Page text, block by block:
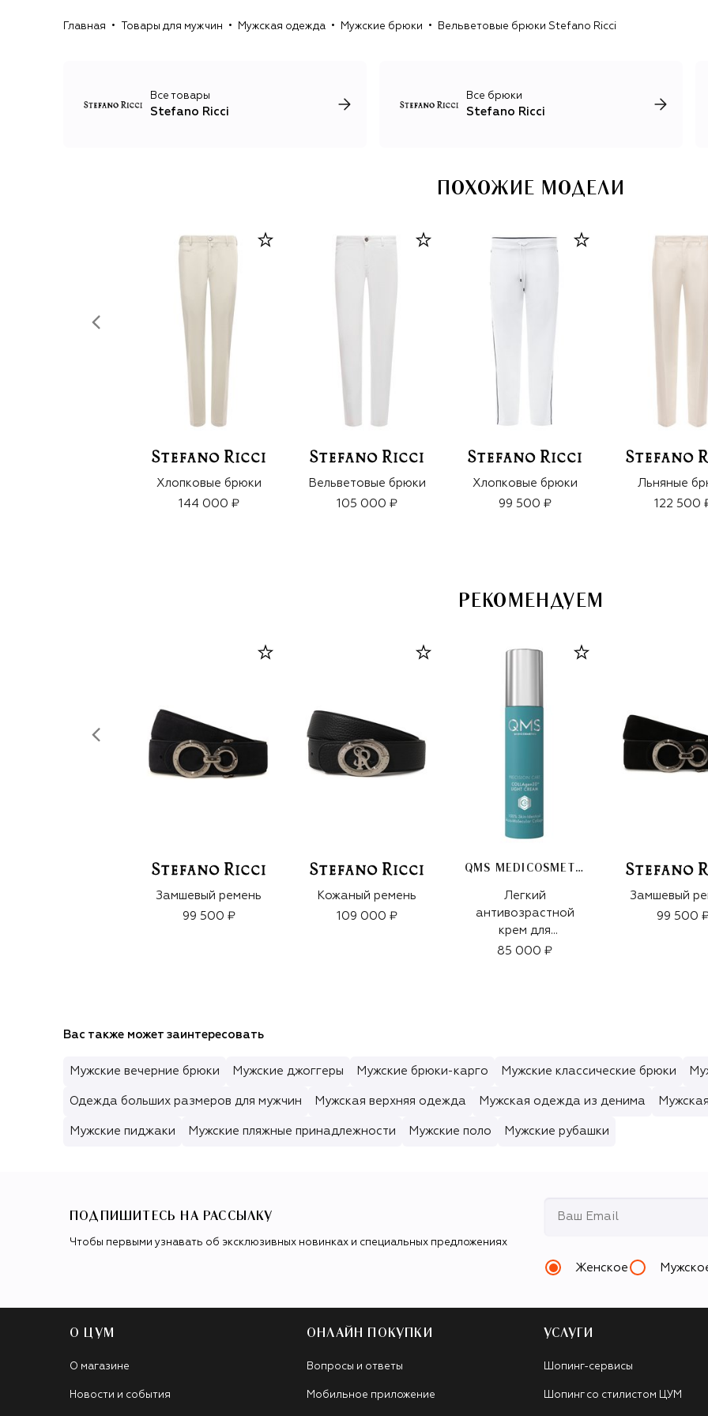
итальянские ткани и контраст природных цветов одежды
орла Royal Eagle, символизирующего честь, силу и
Главная Товары для мужчин Мужская одежда Мужские брюки Вельветовые брюки Stefano Ricci
Все товары
Stefano Ricci
Все брюки
Stefano Ricci
ПОХОЖИЕ МОДЕЛИ
Хлопковые брюки
144 000 ₽
Вельветовые брюки
105 000 ₽
Хлопковые брюки
99 500 ₽
Льняные
122 500
РЕКОМЕНДУЕМ
Замшевый ремень
99 500 ₽
Кожаный ремень
109 000 ₽
QMS MEDICOSMETICS
Легкий
антивозрастной
крем для
интенсивного
85 000 ₽
Замшевый
99 500
Вас также может заинтересовать
Мужские вечерние брюки Мужские джоггеры Мужские брюки-карго Мужские классические брюки
Одежда больших размеров для мужчин Мужская верхняя одежда Мужская одежда из денима
Мужские пиджаки Мужские пляжные принадлежности Мужские поло Мужские рубашки
ПОДПИШИТЕСЬ НА РАССЫЛКУ
Чтобы первыми узнавать об эксклюзивных новинках и специальных предложениях
Женское
О ЦУМ
О магазине
Новости и события
ОНЛАЙН ПОКУПКИ
Вопросы и ответы
Мобильное приложение
УСЛУГИ
Шопинг-сервисы
Шопинг со стилистом ЦУМ